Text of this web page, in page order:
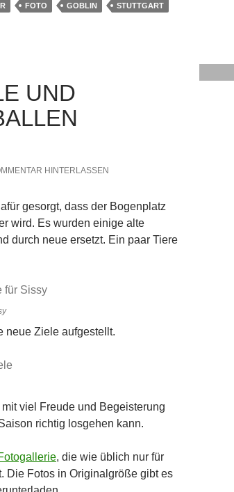
FOTO GOBLIN
STUTTGART
UND
HINTERLASSEN
gesorgt, dass der Bogenplatz
wird. Es wurden einige alte
durch neue ersetzt. Ein paar Tiere
neue Ziele aufgestellt.
viel Freude und Begeisterung
richtig losgehen kann.
, die wie üblich nur für
Die Fotos in Originalgröße gibt es